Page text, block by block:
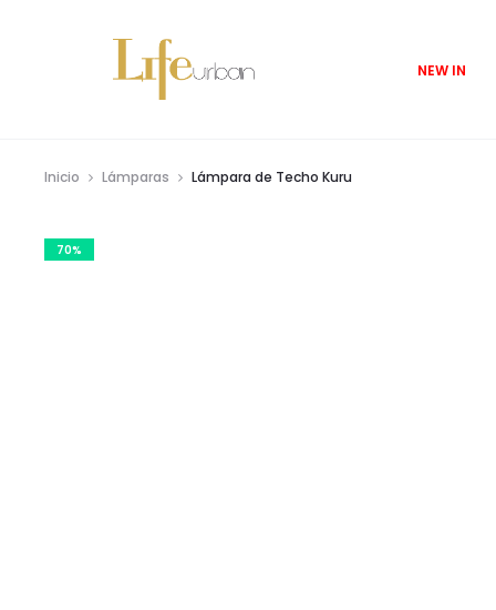
NEW IN
Inicio Lámparas Lámpara de Techo Kuru
70%